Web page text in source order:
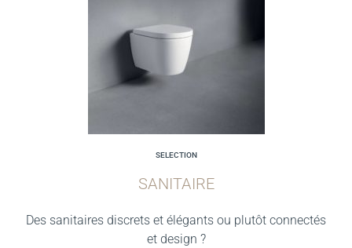
SELECTION
SANITAIRE
Des sanitaires discrets et élégants ou plutôt connectés
et design ?